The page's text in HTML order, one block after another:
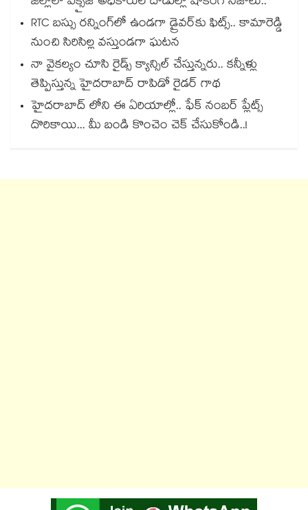
RTC బస్సు రన్నింగ్⁫లో ఉండగా డ్రైవర్‌కు ఫిట్స్.. కామారెడ్డి
నుంచి సిరిసిల్ల వస్తుండగా ఘటన
నా వైకల్యం చూసి రైడ్స్ క్యాన్సిల్ చేస్తున్నరు.. కన్నీళ్లు
తెప్పిస్తున్న హైదరాబాద్ రాపిడో రైడర్ గాథ
హైదరాబాద్ లోని ఈ ఏరియాల్లో.. ఫేక్ నంబర్ ప్లేట్స్
దొరికాయి... మీ బండి కొంచెం చెక్ చేసుకోండి..!